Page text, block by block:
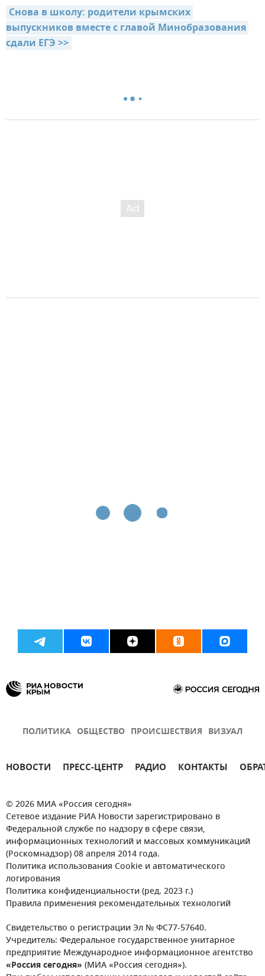
Снова в школу: родители крымских
выпускников вместе с главой Минобразования
сдали ЕГЭ >>
ПОЛИТИКА ОБЩЕСТВО ПРОИСШЕСТВИЯ ВИЗУАЛ
НОВОСТИ ПРЕСС-ЦЕНТР РАДИО КОНТАКТЫ
© 2026 МИА «Россия сегодня»
Сетевое издание РИА Новости зарегистрировано в
Федеральной службе по надзору в сфере связи,
информационных технологий и массовых коммуникаций
(Роскомнадзор) 08 апреля 2014 года.
Политика использования Cookie и автоматического
логирования
Политика конфиденциальности (ред. 2023 г.)
Правила применения рекомендательных технологий
Свидетельство о регистрации Эл № ФС77-57640.
Учредитель: Федеральное государственное унитарное
предприятие Международное информационное агентство
«Россия сегодня» (МИА «Россия сегодня»).